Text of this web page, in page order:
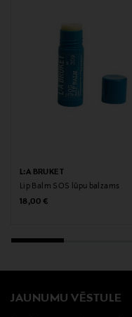
L:A BRUKET
Lip Balm SOS lūpu balzams
Original Price
18,00 €
JAUNUMU VĒSTULE